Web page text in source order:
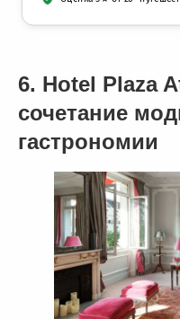
6. Hotel Plaza
сочетание
гастрономии